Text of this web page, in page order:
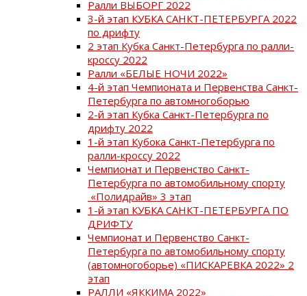
Ралли ВЫБОРГ 2022
3-й этап КУБКА САНКТ-ПЕТЕРБУРГА 2022
по дрифту
2 этап Кубка Санкт-Петербурга по ралли-
кроссу 2022
Ралли «БЕЛЫЕ НОЧИ 2022»
4-й этап Чемпионата и Первенства Санкт-
Петербурга по автомногоборью
2-й этап Кубка Санкт-Петербурга по
дрифту 2022
1-й этап Кубока Санкт-Петербурга по
ралли-кроссу 2022
Чемпионат и Первенство Санкт-
Петербурга по автомобильному спорту
«Полидрайв» 3 этап
1-й этап КУБКА САНКТ-ПЕТЕРБУРГА ПО
ДРИФТУ
Чемпионат и Первенство Санкт-
Петербурга по автомобильному спорту
(автомногоборье) «ПИСКАРЕВКА 2022» 2
этап
РАЛЛИ «ЯККИМА 2022»